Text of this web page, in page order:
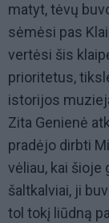
matyt, tėvų
sėmėsi pas
vertėsi šis
prioritetus,
istorijos
Zita Genienė
pradėjo dirbti
vėliau, kai
šaltkalviai, ji
tol tokį liūdną